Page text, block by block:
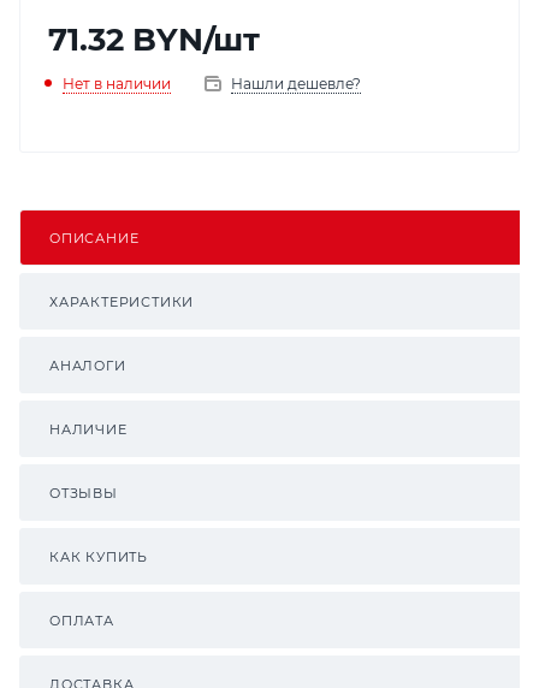
71.32 BYN/шт
Нет в наличии Нашли дешевле?
ОПИСАНИЕ
ХАРАКТЕРИСТИКИ
АНАЛОГИ
НАЛИЧИЕ
ОТЗЫВЫ
КАК КУПИТЬ
ОПЛАТА
ДОСТАВКА